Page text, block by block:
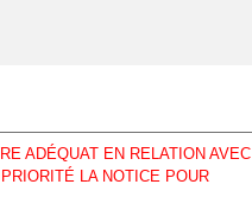
ADÉQUAT EN RELATION AVEC
LA NOTICE POUR